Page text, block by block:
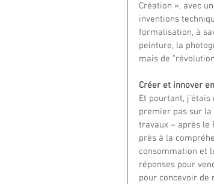
Création », avec
inventions
formalisation, à
peinture, la
mais de
Créer et innover
Et pourtant, j'étais
premier pas sur la
travaux – après le
près à la
consommation et
réponses pour
pour concevoir de